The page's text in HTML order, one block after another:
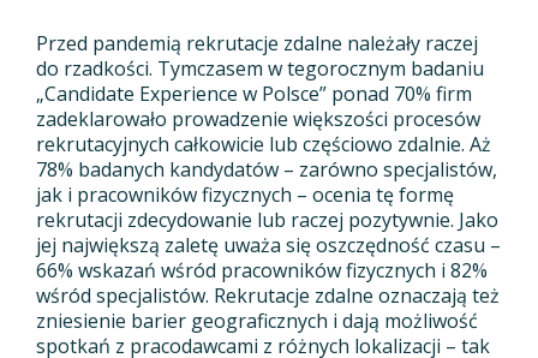
Przed pandemią rekrutacje zdalne należały raczej
do rzadkości. Tymczasem w tegorocznym badaniu
„Candidate Experience w Polsce” ponad 70% firm
zadeklarowało prowadzenie większości procesów
rekrutacyjnych całkowicie lub częściowo zdalnie. Aż
78% badanych kandydatów – zarówno specjalistów,
jak i pracowników fizycznych – ocenia tę formę
rekrutacji zdecydowanie lub raczej pozytywnie. Jako
jej największą zaletę uważa się oszczędność czasu –
66% wskazań wśród pracowników fizycznych i 82%
wśród specjalistów. Rekrutacje zdalne oznaczają też
zniesienie barier geograficznych i dają możliwość
spotkań z pracodawcami z różnych lokalizacji – tak